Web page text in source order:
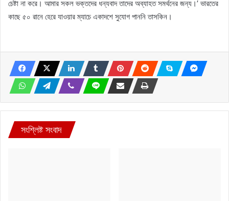
চেষ্টা না করে। আমার সকল ভক্তদের ধন্যবাদ তাদের অব্যাহত সমর্থনের জন্য।’ ভারতের
কাছে ৫০ রানে হেরে যাওয়ার ম্যাচে একাদশে সুযোগ পাননি তাসকিন।
সংশ্লিষ্ট সংবাদ